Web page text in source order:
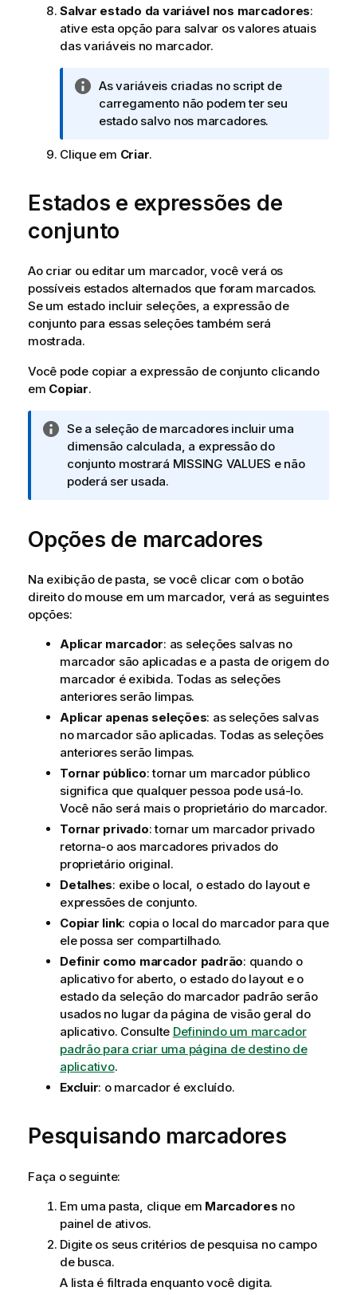
m
a
t
v
Salvar estado da variável nos marcadores:
ative esta opção para salvar os valores atuais
das variáveis no marcador.
N
o
t
i
o
r
m
t
i
v
a
As variáveis criadas no script de
carregamento não podem ter seu
estado salvo nos marcadores.
Clique em Criar.
Estados e expressões de
conjunto
Ao criar ou editar um marcador, você verá os
possíveis estados alternados que foram marcados.
Se um estado incluir seleções, a expressão de
conjunto para essas seleções também será
mostrada.
Você pode copiar a expressão de conjunto clicando
em Copiar.
N
o
t
a
f
o
m
a
t
v
a
Se a seleção de marcadores incluir uma
dimensão calculada, a expressão do
conjunto mostrará MISSING VALUES e não
poderá ser usada.
Opções de marcadores
Na exibição de pasta, se você clicar com o botão
direito do mouse em um marcador, verá as seguintes
opções:
Aplicar marcador: as seleções salvas no
marcador são aplicadas e a pasta de origem do
marcador é exibida. Todas as seleções
anteriores serão limpas.
Aplicar apenas seleções: as seleções salvas
no marcador são aplicadas. Todas as seleções
anteriores serão limpas.
Tornar público: tornar um marcador público
significa que qualquer pessoa pode usá-lo.
Você não será mais o proprietário do marcador.
Tornar privado: tornar um marcador privado
retorna-o aos marcadores privados do
proprietário original.
Detalhes: exibe o local, o estado do layout e
expressões de conjunto.
Copiar link: copia o local do marcador para que
ele possa ser compartilhado.
Definir como marcador padrão: quando o
aplicativo for aberto, o estado do layout e o
estado da seleção do marcador padrão serão
usados no lugar da página de visão geral do
aplicativo. Consulte Definindo um marcador
padrão para criar uma página de destino de
aplicativo.
Excluir: o marcador é excluído.
Pesquisando marcadores
Faça o seguinte:
Em uma pasta, clique em Marcadores no
painel de ativos.
Digite os seus critérios de pesquisa no campo
de busca.
A lista é filtrada enquanto você digita.